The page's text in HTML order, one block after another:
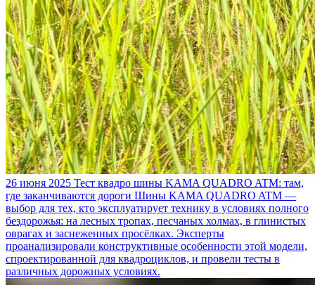
26 июня 2025 Тест квадро шины KAMA QUADRO ATM: там,
где заканчиваются дороги Шины KAMA QUADRO ATM —
выбор для тех, кто эксплуатирует технику в условиях полного
бездорожья: на лесных тропах, песчаных холмах, в глинистых
оврагах и заснеженных просёлках. Эксперты
проанализировали конструктивные особенности этой модели,
спроектированной для квадроциклов, и провели тесты в
различных дорожных условиях.